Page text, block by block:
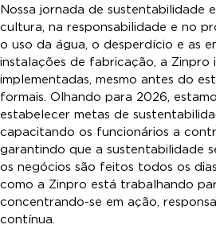
Nossa jornada de sustentabilidade
cultura, na responsabilidade e no
o uso da água, o desperdício e as
instalações de fabricação, a Zinpro
implementadas, mesmo antes do
formais. Olhando para 2026,
estabelecer metas de
capacitando os funcionários a
garantindo que a sustentabilidade
os negócios são feitos todos os
como a Zinpro está trabalhando
concentrando-se em ação,
contínua.